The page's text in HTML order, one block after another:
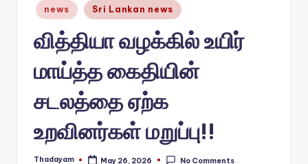
mPosted
in
news Sri Lankan news
வித்தியா வழக்கில் உயிர்
மாய்த்த கைதியின்
சடலத்தை ஏற்க
உறவினர்கள் மறுப்பு!!
Thadayam May 26, 2026 No Comments